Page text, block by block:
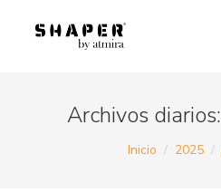
Archivos diarios:
Estás aquí:
Inicio 2025